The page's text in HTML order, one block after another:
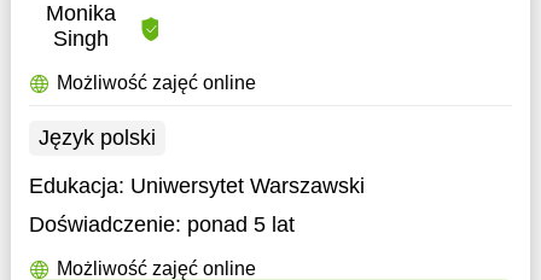
Monika
Singh
Możliwość zajęć online
Język polski
Edukacja: Uniwersytet Warszawski
Doświadczenie: ponad 5 lat
Możliwość zajęć online